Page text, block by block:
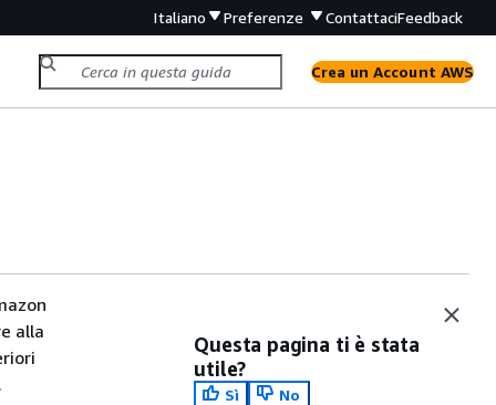
Italiano Preferenze ContattaciFeedback
Crea un Account AWS
alla
Questa pagina ti è stata
utile?
Sì
No